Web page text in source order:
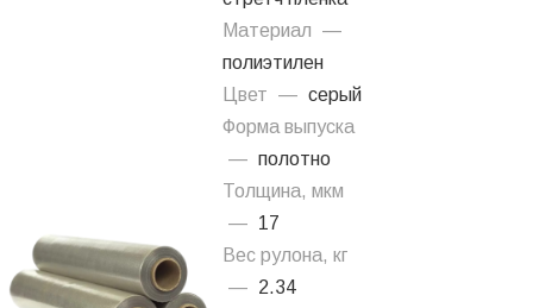
Материал —
полиэтилен
Цвет — серый
Форма выпуска
— полотно
Толщина, мкм
—
17
Вес рулона, кг
—
2.34